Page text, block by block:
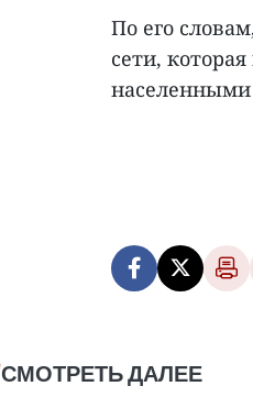
По его
сети,
СМОТРЕТЬ ДАЛЕЕ